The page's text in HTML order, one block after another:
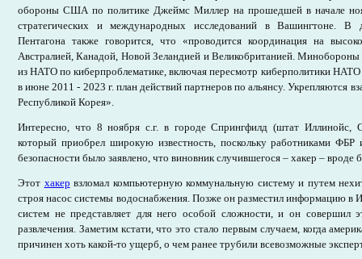
обороны США по политике Джеймс Миллер на прошедшей в начале
стратегических и международных исследований в Вашингтоне. В
Пентагона также говорится, что «проводится координация на
Австралией, Канадой, Новой Зеландией и Великобританией. Минобороны
из НАТО по киберпроблематике, включая пересмотр киберполитики
в июне 2011 - 2023 г. план действий партнеров по альянсу. Укрепляются
Республикой Корея».
Интересно, что 8 ноября с.г. в городе Спрингфилд (штат Иллинойс,
который приобрел широкую известность, поскольку работниками ФБР
безопасности было заявлено, что виновник случившегося – хакер – вроде
Этот хакер взломал компьютерную коммунальную систему и путем
строя насос системы водоснабжения. Позже он разместил информацию в
систем не представляет для него особой сложности, и он совершил
развлечения. Заметим кстати, что это стало первым случаем, когда
причинен хоть какой-то ущерб, о чем ранее трубили всевозможные